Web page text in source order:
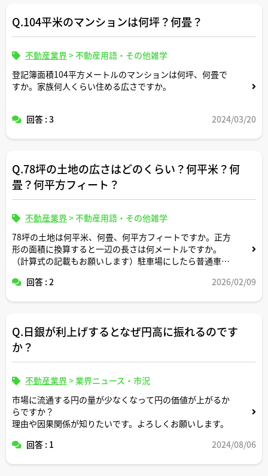
Q.104平米のマンションは何坪？何畳？
不動産業界>不動産用語・その他雑学
登記簿面積104平方メートルのマンションは何坪、何畳で
すか。家族何人くらい住める広さですか。
回答 : 3 2024/03/20
Q.78坪の土地の広さはどのくらい？何平米？何
畳？何平方フィート？
不動産業界>不動産用語・その他雑学
78坪の土地は何平米、何畳、何平方フィートですか。正方
形の面積に換算すると一辺の長さは何メートルですか。
（計算式の記載もお願いします）駐車場にしたら普通車約
回答 : 2 2026/02/09
Q.日銀が利上げするとなぜ円高に振れるのです
か？
不動産業界> 業界ニュース・市況
市場に流通する円の量が少なくなって円の価値が上がるか
らですか？
理由や因果関係が知りたいです。よろしくお願いします。
回答 : 1
2024/08/06